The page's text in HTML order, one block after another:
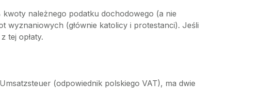
należnego podatku dochodowego (a nie
wyznaniowych (głównie katolicy i protestanci). Jeśli
tej opłaty.
(odpowiednik polskiego VAT), ma dwie